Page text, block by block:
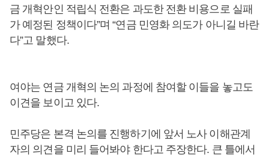
금 개혁안인 적립식 전환은 과도한 전환 비용으로 실패
가 예정된 정책이다”며 “연금 민영화 의도가 아니길 바란
다”고 말했다.
여야는 연금 개혁의 논의 과정에 참여할 이들을 놓고도
이견을 보이고 있다.
민주당은 본격 논의를 진행하기에 앞서 노사 이해관계
자의 의견을 미리 들어봐야 한다고 주장한다. 큰 틀에서